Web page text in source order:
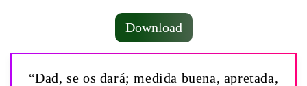
Download
“Dad, se os dará; medida buena, apretada,